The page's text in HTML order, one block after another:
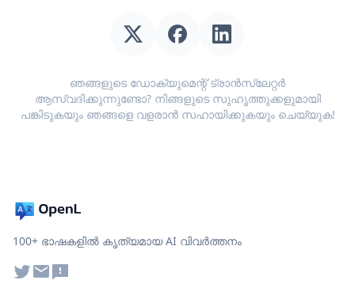
ഞങ്ങളുടെ ഡോക്യുമെന്റ് ട്രാൻസ്ലേറ്റർ
ആസ്വദിക്കുന്നുണ്ടോ? നിങ്ങളുടെ സുഹൃത്തുക്കളുമായി
പങ്കിടുകയും ഞങ്ങളെ വളരാൻ സഹായിക്കുകയും ചെയ്യുക!
100+ ഭാഷകളിൽ കൃത്യമായ AI വിവർത്തനം